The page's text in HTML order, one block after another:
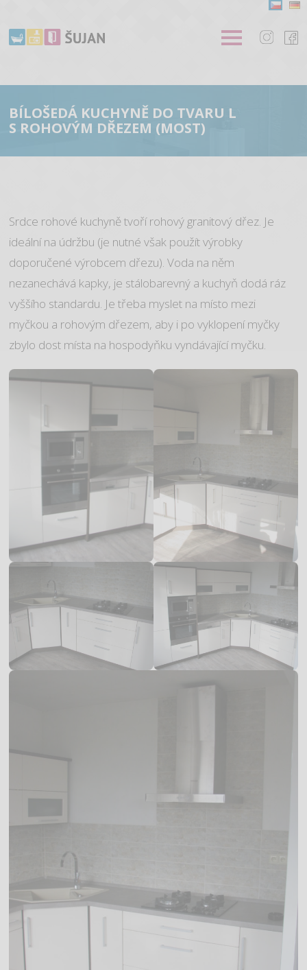
BÍLOŠEDÁ KUCHYNĚ DO TVARU L
S ROHOVÝM DŘEZEM (MOST)
Srdce rohové kuchyně tvoří rohový granitový dřez. Je
ideální na údržbu (je nutné však použít výrobky
doporučené výrobcem dřezu). Voda na něm
nezanechává kapky, je stálobarevný a kuchyň dodá ráz
vyššího standardu. Je třeba myslet na místo mezi
myčkou a rohovým dřezem, aby i po vyklopení myčky
zbylo dost místa na hospodyňku vyndávající myčku.